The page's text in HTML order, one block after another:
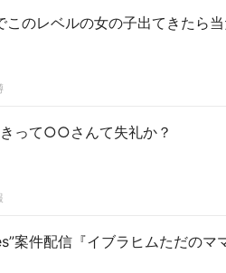
このレベルの女の子出てきたら当
って○○さんて失礼か？
案件配信『イブラヒムただのマ